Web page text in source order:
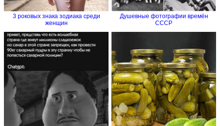
3 роковых знака зодиака среди
женщин
Душевные фотографии времён
СССР